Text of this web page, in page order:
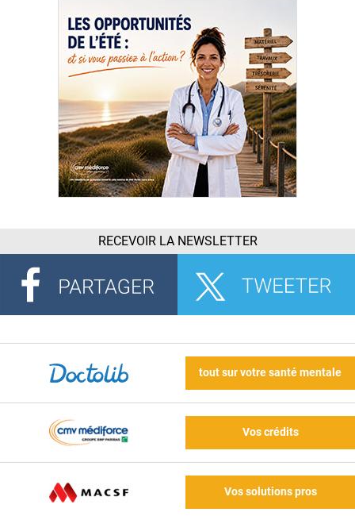
RECEVOIR LA NEWSLETTER
tout sur votre santé mentale
Vos crédits
Vos solutions pros